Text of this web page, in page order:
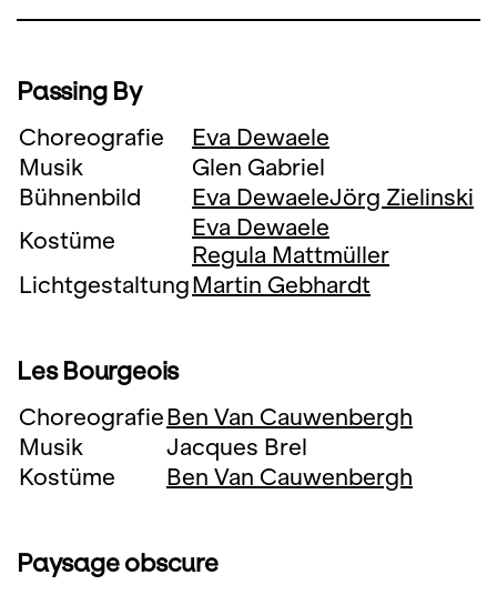
Passing By
Choreografie
Eva Dewaele
Musik
Glen Gabriel
Bühnenbild
Eva DewaeleJörg Zielinski
Kostüme
Eva Dewaele
Regula Mattmüller
LichtgestaltungMartin Gebhardt
Les Bourgeois
ChoreografieBen Van Cauwenbergh
Musik
Jacques Brel
Kostüme
Ben Van Cauwenbergh
Paysage obscure